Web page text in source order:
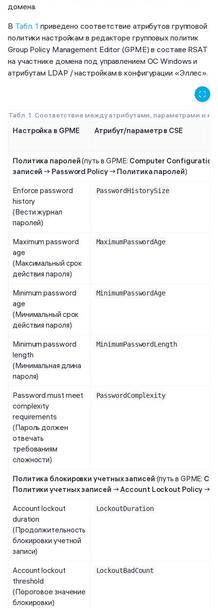
домена.
В Табл. 1 приведено соответствие атрибутов групповой
политики настройкам в редакторе групповых политик
Group Policy Management Editor (GPME) в составе RSAT
на участнике домена под управлением ОС Windows и
атрибутам LDAP / настройкам в конфигурации «Эллес».
⛶
Табл. 1. Соответствие между атрибутами, параметрами и
Настройка в GPME Атрибут/параметр в CSE
Политика паролей(путь в GPME: Computer Configuration
записей → Password Policy→ Политика паролей)
Enforce password
history
(Вести журнал
паролей)
PasswordHistorySize
Maximum password
age
(Максимальный срок
действия пароля)
MaximumPasswordAge
Minimum password
age
(Минимальный срок
действия пароля)
MinimumPasswordAge
Minimum password
length
(Минимальная длина
пароля)
MinimumPasswordLength
Password must meet
complexity
requirements
(Пароль должен
отвечать
требованиям
сложности)
PasswordComplexity
Политика блокировки учетных записей (путь в GPME:
Политики учетных записей →Account Lockout Policy →
Account lockout
duration
(Продолжительность
блокировки учетной
записи)
LockoutDuration
Account lockout
threshold
(Пороговое значение
блокировки)
LockoutBadCount